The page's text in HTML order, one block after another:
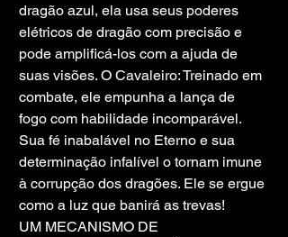
dragão azul, ela usa seus poderes
elétricos de dragão com precisão e
pode amplificá-los com a ajuda de
suas visões. O Cavaleiro: Treinado em
combate, ele empunha a lança de
fogo com habilidade incomparável.
Sua fé inabalável no Eterno e sua
determinação infalível o tornam imune
à corrupção dos dragões. Ele se ergue
como a luz que banirá as trevas!
UM MECANISMO DE